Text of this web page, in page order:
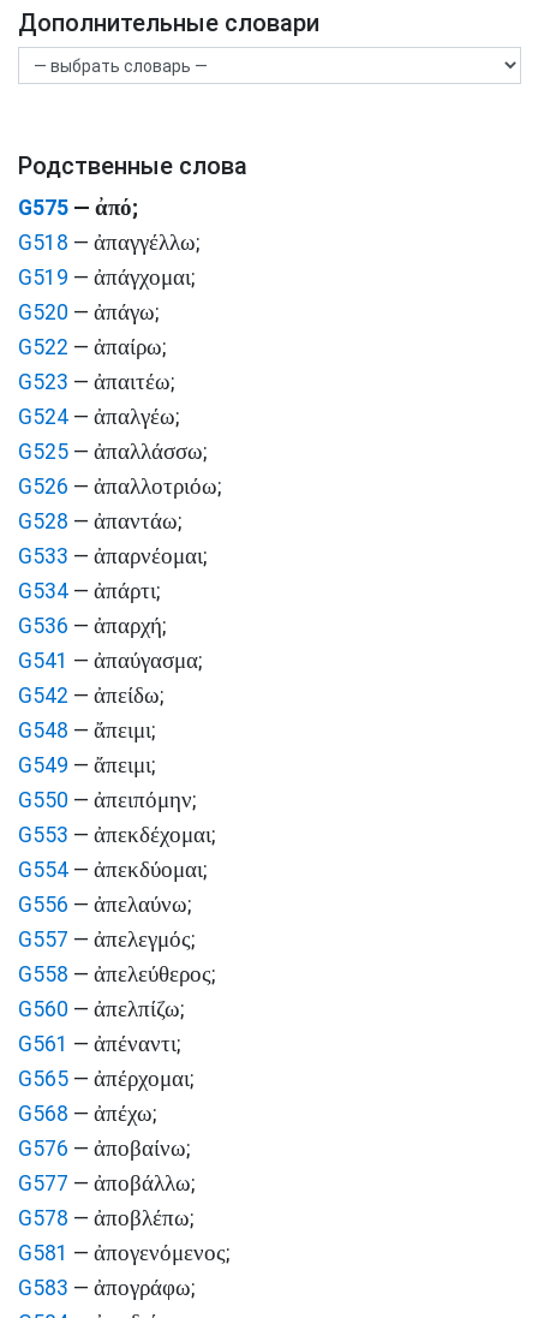
Дополнительные словари
Родственные слова
G575 — ἀπό;
G518 — ἀπαγγέλλω;
G519 — ἀπάγχομαι;
G520 — ἀπάγω;
G522 — ἀπαίρω;
G523 — ἀπαιτέω;
G524 — ἀπαλγέω;
G525 — ἀπαλλάσσω;
G526 — ἀπαλλοτριόω;
G528 — ἀπαντάω;
G533 — ἀπαρνέομαι;
G534 — ἀπάρτι;
G536 — ἀπαρχή;
G541 — ἀπαύγασμα;
G542 — ἀπείδω;
G548 — ἄπειμι;
G549 — ἄπειμι;
G550 — ἀπειπόμην;
G553 — ἀπεκδέχομαι;
G554 — ἀπεκδύομαι;
G556 — ἀπελαύνω;
G557 — ἀπελεγμός;
G558 — ἀπελεύθερος;
G560 — ἀπελπίζω;
G561 — ἀπέναντι;
G565 — ἀπέρχομαι;
G568 — ἀπέχω;
G576 — ἀποβαίνω;
G577 — ἀποβάλλω;
G578 — ἀποβλέπω;
G581 — ἀπογενόμενος;
G583 — ἀπογράφω;